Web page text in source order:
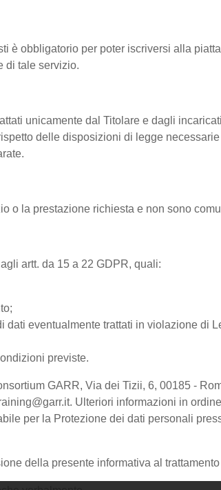
obbligatorio per poter iscriversi alla
di tale servizio.
unicamente dal Titolare e dagli
delle disposizioni di legge
o la prestazione richiesta e non sono
artt. da 15 a 22 GDPR, quali:
eventualmente trattati in violazione di
previste.
GARR, Via dei Tizii, 6, 00185 -
Ulteriori informazioni in
per la Protezione dei dati personali
della presente informativa al